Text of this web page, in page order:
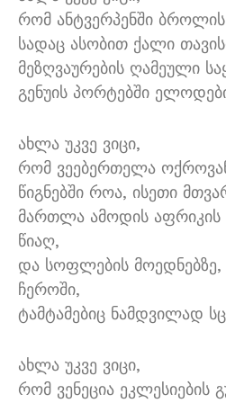
რომ ანტვერპენში
სადაც ასობით ქალი
მეზღვაურების ღამეული
გენუის პორტებში
ახლა უკვე ვიცი,
რომ ვეებერთელა
წიგნებში როა, ისეთი
მართლა ამოდის
წიაღ,
და სოფლების მოედნებზე,
ჩეროში,
ტამტამებიც ნამდვილად
ახლა უკვე ვიცი,
რომ ვენეცია ეკლესიების